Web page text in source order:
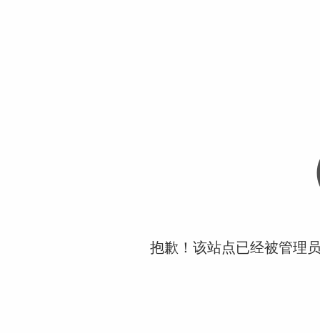
抱歉！该站点已经被管理